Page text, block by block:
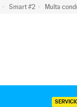
Smart #2 Multa